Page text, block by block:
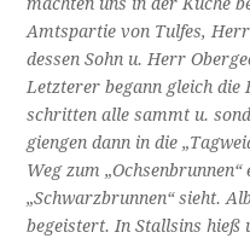
machten uns in der Küche
Amtspartie von Tulfes,
dessen Sohn u. Herr
Letzterer begann gleich die
schritten alle sammt u.
giengen dann in die
Weg zum
„Schwarzbrunnen“ sieht.
begeistert. In Stallsins hieß